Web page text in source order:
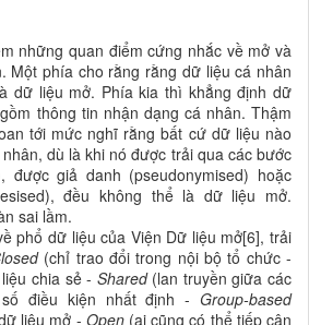
những quan điểm cứng nhắc về mở và
Một phía cho rằng rằng dữ liệu cá nhân
dữ liệu mở. Phía kia thì khẳng định dữ
thông tin nhận dạng cá nhân. Thậm
tới mức nghĩ rằng bất cứ dữ liệu nào
dù là khi nó được trải qua các bước
được giả danh (pseudonymised) hoặc
đều không thể là dữ liệu mở.
sai lầm.
phổ dữ liệu của Viện Dữ liệu mở[6], trải
(chỉ trao đổi trong nội bộ tổ chức -
chia sẻ - Shared(lan truyền giữa các
điều kiện nhất định - Group-based
liệu mở - Open(ai cũng có thể tiếp cận